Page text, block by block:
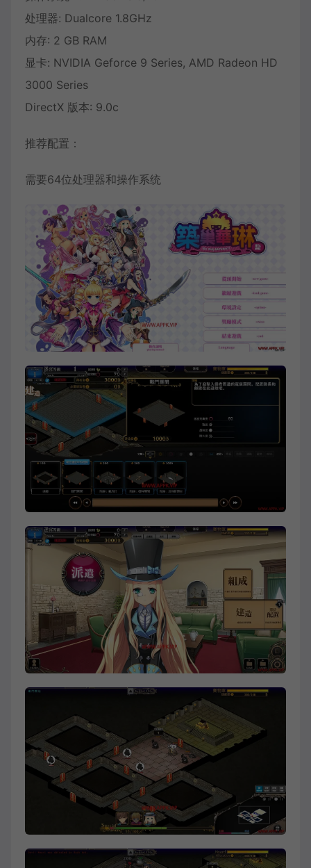
处理器: Dualcore 1.8GHz
内存: 2 GB RAM
显卡: NVIDIA Geforce 9 Series, AMD Radeon HD
3000 Series
DirectX 版本: 9.0c
推荐配置：
需要64位处理器和操作系统